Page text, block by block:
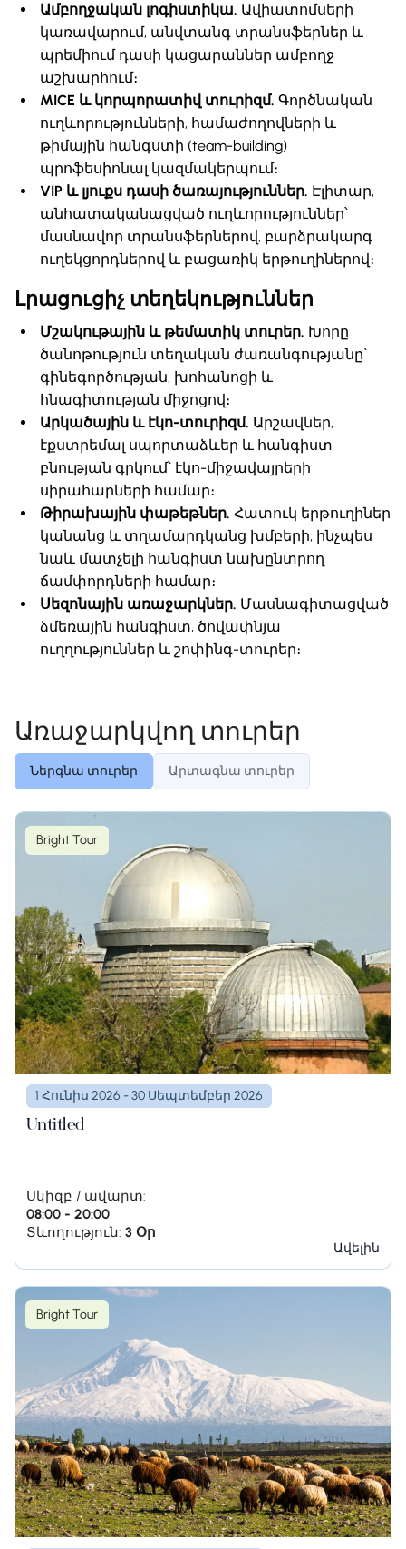
Ամբողջական լոգիստիկա. Ավիատոմսերի
կառավարում, անվտանգ տրանսֆերներ և
պրեմիում դասի կացարաններ ամբողջ
աշխարհում։
MICE և կորպորատիվ տուրիզմ. Գործնական
ուղևորությունների, համաժողովների և
թիմային հանգստի (team-building)
պրոֆեսիոնալ կազմակերպում։
VIP և լյուքս դասի ծառայություններ. Էլիտար,
անհատականացված ուղևորություններ՝
մասնավոր տրանսֆերներով, բարձրակարգ
ուղեկցորդներով և բացառիկ երթուղիներով։
Լրացուցիչ տեղեկություններ
Մշակութային և թեմատիկ տուրեր. Խորը
ծանոթություն տեղական ժառանգությանը՝
գինեգործության, խոհանոցի և
հնագիտության միջոցով։
Արկածային և էկո-տուրիզմ. Արշավներ,
էքստրեմալ սպորտաձևեր և հանգիստ
բնության գրկում՝ էկո-միջավայրերի
սիրահարների համար։
Թիրախային փաթեթներ. Հատուկ երթուղիներ
կանանց և տղամարդկանց խմբերի, ինչպես
նաև մատչելի հանգիստ նախընտրող
ճամփորդների համար։
Սեզոնային առաջարկներ. Մասնագիտացված
ձմեռային հանգիստ, ծովափնյա
ուղղություններ և շոփինգ-տուրեր։
Առաջարկվող տուրեր
Ներգնա տուրեր Արտագնա տուրեր
Bright Tour
1 Հունիս 2026 - 30 Սեպտեմբեր 2026
Untitled
Սկիզբ / ավարտ:
08:00 - 20:00
Տևողություն: 3 Օր
Ավելին
Bright Tour